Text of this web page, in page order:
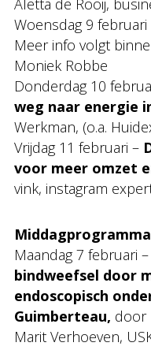
Aletta de Rooij,
Woensdag 9
Meer info volgt
Moniek Robbe
Donderdag 10
weg naar energie
Werkman, (o.a.
Vrijdag 11 februari –
voor meer omzet
vink, instagram
Middagprogramma
Maandag 7 februari –
bindweefsel door
endoscopisch
Guimberteau, door
Marit Verhoeven,